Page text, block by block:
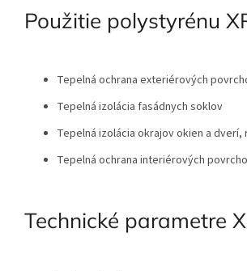
Použitie polystyrénu
Tepelná ochrana exteriérových
Tepelná izolácia fasádnych soklov
Tepelná izolácia okrajov okien a dverí,
Tepelná ochrana interiérových
Technické parametre